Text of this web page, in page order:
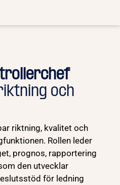
och
riktning, kvalitet och
Rollen leder
prognos, rapportering
den utvecklar
för ledning